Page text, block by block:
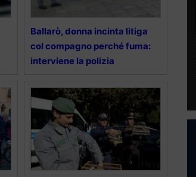
Ballarò, donna incinta litiga
col compagno perché fuma:
interviene la polizia